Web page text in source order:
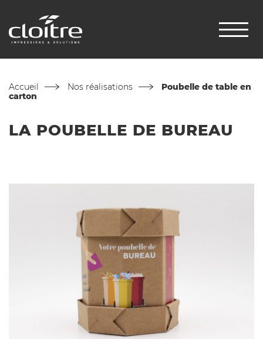
Accueil Nos réalisations
Poubelle de table en
carton
LA POUBELLE DE BUREAU